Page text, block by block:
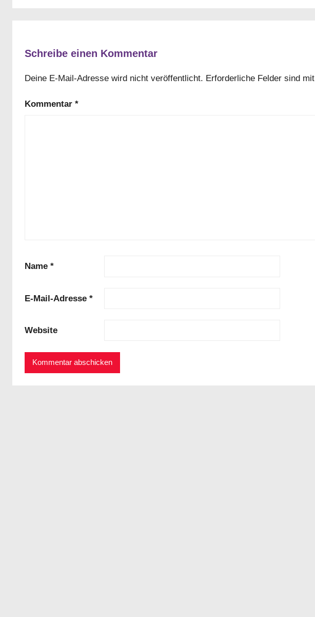
Schreibe einen Kommentar
Deine E-Mail-Adresse wird nicht veröffentlicht. Erforderliche Felder sind mit
Kommentar *
Name *
E-Mail-Adresse *
Website